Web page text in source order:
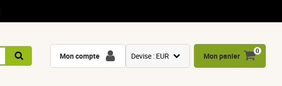
Mon compte Devise : EUR Mon panier
0